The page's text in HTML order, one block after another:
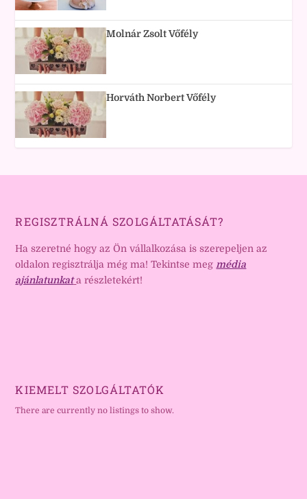
Molnár Zsolt Vőfély
Horváth Norbert Vőfély
REGISZTRÁLNÁ SZOLGÁLTATÁSÁT?
Ha szeretné hogy az Ön vállalkozása is szerepeljen az
oldalon regisztrálja még ma! Tekintse meg média
ajánlatunkat a részletekért!
KIEMELT SZOLGÁLTATÓK
There are currently no listings to show.